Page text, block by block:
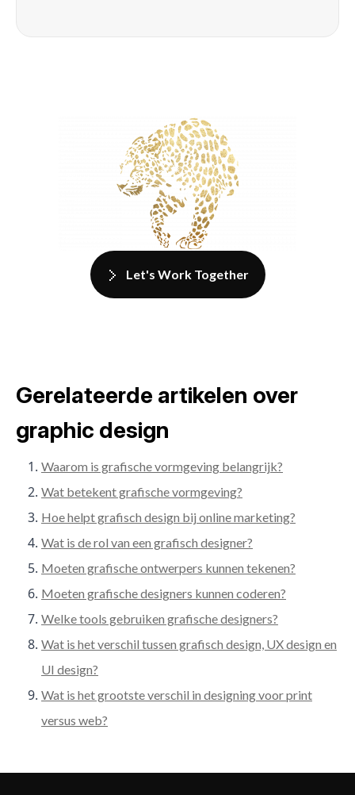
Let's Work Together
Gerelateerde artikelen over
graphic design
Waarom is grafische vormgeving belangrijk?
Wat betekent grafische vormgeving?
Hoe helpt grafisch design bij online marketing?
Wat is de rol van een grafisch designer?
Moeten grafische ontwerpers kunnen tekenen?
Moeten grafische designers kunnen coderen?
Welke tools gebruiken grafische designers?
Wat is het verschil tussen grafisch design, UX design en
UI design?
Wat is het grootste verschil in designing voor print
versus web?